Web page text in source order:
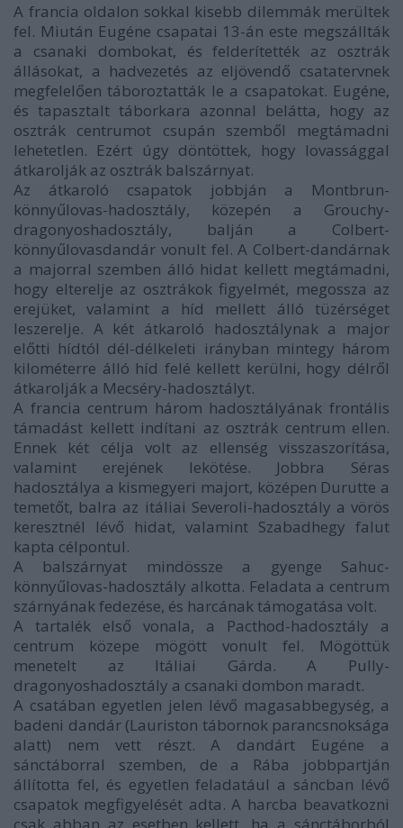
A francia oldalon sokkal kisebb dilemmák merültek
fel. Miután Eugéne csapatai 13-án este megszállták
a csanaki dombokat, és felderítették az osztrák
állásokat, a hadvezetés az eljövendő csatatervnek
megfelelően táboroztatták le a csapatokat. Eugéne,
és tapasztalt táborkara azonnal belátta, hogy az
osztrák centrumot csupán szemből megtámadni
lehetetlen. Ezért úgy döntöttek, hogy lovassággal
átkarolják az osztrák balszárnyat.
Az átkaroló csapatok jobbján a Montbrun-
könnyűlovas-hadosztály, közepén a Grouchy-
dragonyoshadosztály, balján a Colbert-
könnyűlovasdandár vonult fel. A Colbert-dandárnak
a majorral szemben álló hidat kellett megtámadni,
hogy elterelje az osztrákok figyelmét, megossza az
erejüket, valamint a híd mellett álló tüzérséget
leszerelje. A két átkaroló hadosztálynak a major
előtti hídtól dél-délkeleti irányban mintegy három
kilométerre álló híd felé kellett kerülni, hogy délről
átkarolják a Mecséry-hadosztályt.
A francia centrum három hadosztályának frontális
támadást kellett indítani az osztrák centrum ellen.
Ennek két célja volt az ellenség visszaszorítása,
valamint erejének lekötése. Jobbra Séras
hadosztálya a kismegyeri majort, középen Durutte a
temetőt, balra az itáliai Severoli-hadosztály a vörös
keresztnél lévő hidat, valamint Szabadhegy falut
kapta célpontul.
A balszárnyat mindössze a gyenge Sahuc-
könnyűlovas-hadosztály alkotta. Feladata a centrum
szárnyának fedezése, és harcának támogatása volt.
A tartalék első vonala, a Pacthod-hadosztály a
centrum közepe mögött vonult fel. Mögöttük
menetelt az Itáliai Gárda. A Pully-
dragonyoshadosztály a csanaki dombon maradt.
A csatában egyetlen jelen lévő magasabbegység, a
badeni dandár (Lauriston tábornok parancsnoksága
alatt) nem vett részt. A dandárt Eugéne a
sánctáborral szemben, de a Rába jobbpartján
állította fel, és egyetlen feladatául a sáncban lévő
csapatok megfigyelését adta. A harcba beavatkozni